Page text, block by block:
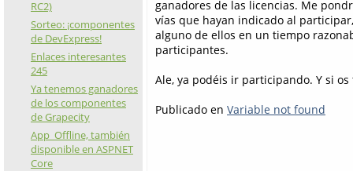
RC2)
Sorteo: ¡componentes
de DevExpress!
Enlaces interesantes
245
Ya tenemos ganadores
de los componentes
de Grapecity
App_Offline, también
disponible en ASPNET
Core
ganadores de las licencias. Me
vías que hayan indicado al
alguno de ellos en un tiempo
participantes.
Ale, ya podéis ir participando. Y si
Publicado en Variable not found